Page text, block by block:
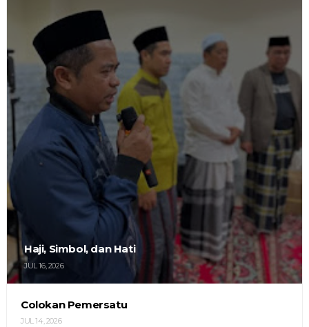
Haji, Simbol, dan Hati
JUL 16, 2026
Colokan Pemersatu
JUL 14, 2026